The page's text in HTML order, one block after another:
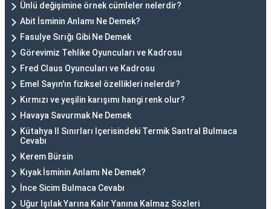
Ünlü değişimine örnek cümleler nelerdir?
Abit İsminin Anlamı Ne Demek?
Fasulye Sırığı Gibi Ne Demek
Görevimiz Tehlike Oyuncuları ve Kadrosu
Fred Claus Oyuncuları ve Kadrosu
Emel Sayın'ın fiziksel özellikleri nelerdir?
Kırmızı ve yeşilin karışımı hangi renk olur?
Havaya Savurmak Ne Demek
Kütahya Il Sınırları Içerisindeki Termik Santral Bulmaca
Cevabı
Kerem Bürsin
Kıyak İsminin Anlamı Ne Demek?
İnce Sicim Bulmaca Cevabı
Uğur Işılak Yarına Kalır Yanına Kalmaz Sözleri